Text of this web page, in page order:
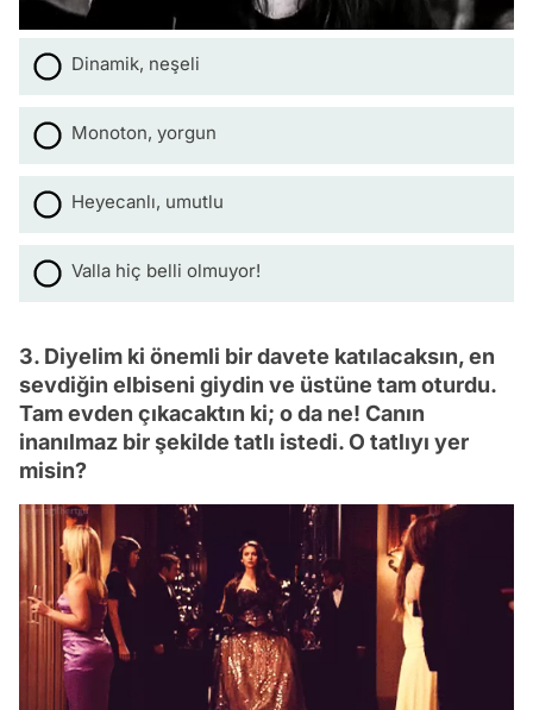
Dinamik, neşeli
Monoton, yorgun
Heyecanlı, umutlu
Valla hiç belli olmuyor!
3. Diyelim ki önemli bir davete katılacaksın, en
sevdiğin elbiseni giydin ve üstüne tam oturdu.
Tam evden çıkacaktın ki; o da ne! Canın
inanılmaz bir şekilde tatlı istedi. O tatlıyı yer
misin?